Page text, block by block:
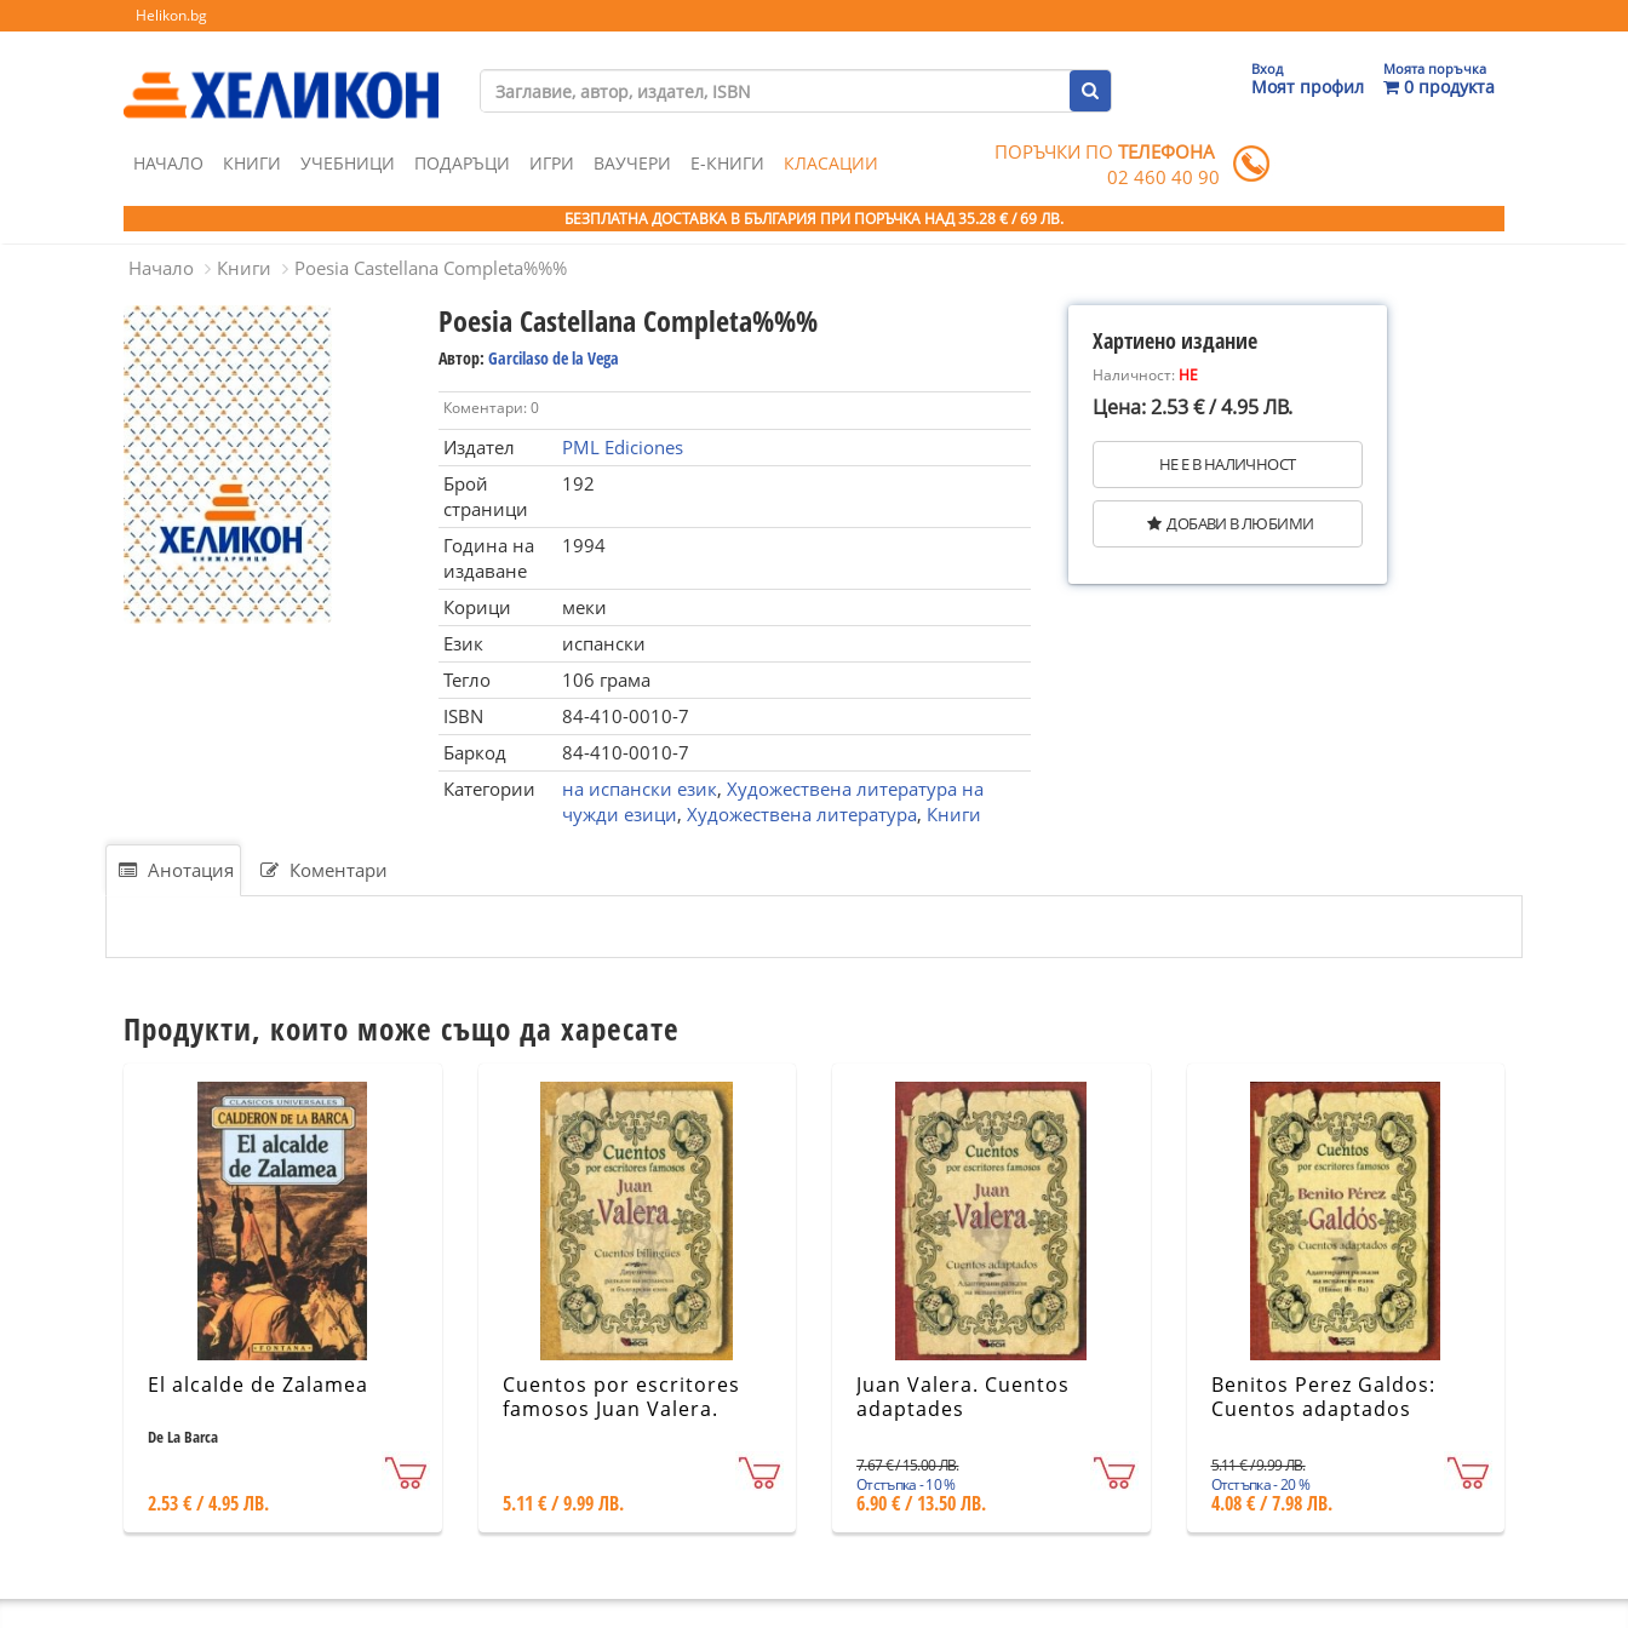
Helikon.bg
Вход
Моят профил
Моята поръчка
0 продукта
НАЧАЛО КНИГИ УЧЕБНИЦИ ПОДАРЪЦИ ИГРИ ВАУЧЕРИ Е-КНИГИ КЛАСАЦИИ ПОРЪЧКИ ПОТЕЛЕФОНА
02 460 40 90
БЕЗПЛАТНА ДОСТАВКА В БЪЛГАРИЯ ПРИ ПОРЪЧКА НАД 35.28 € / 69 ЛВ.
Начало Книги Poesia Castellana Completa%%%
Poesia Castellana Completa%%%
Автор: Garcilaso de la Vega
Коментари: 0
Издател
PML Ediciones
Брой
страници
192
Година на
издаване
1994
Корици
меки
Език
испански
Тегло
106 грама
ISBN
84-410-0010-7
Баркод
84-410-0010-7
Категории
на испански език, Художествена литература на
чужди езици, Художествена литература, Книги
Хартиено издание
Наличност: НЕ
Цена: 2.53 € / 4.95 ЛВ.
НЕ Е В НАЛИЧНОСТ
ДОБАВИ В ЛЮБИМИ
Анотация Коментари
Продукти, които може също да харесате
El alcalde de Zalamea
De La Barca
2.53 € / 4.95 ЛВ.
Cuentos por escritores
famosos Juan Valera.
5.11 € / 9.99 ЛВ.
Juan Valera. Cuentos
adaptades
7.67 € / 15.00 ЛВ.
Отстъпка - 10 %
6.90 € / 13.50 ЛВ.
Benitos Perez Galdos:
Cuentos adaptados
5.11 € / 9.99 ЛВ.
Отстъпка - 20 %
4.08 € / 7.98 ЛВ.